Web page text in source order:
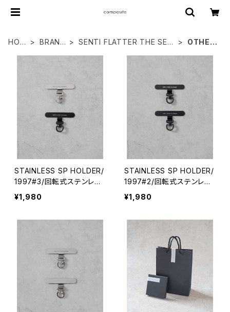
HOM
BRAND
SENTI FLATTER THE SEN
OTHER
STAINLESS SP HOLDER/
1997#3/回転式ステンレス
スマホホルダー2P
¥1,980
STAINLESS SP HOLDER/
1997#2/回転式ステンレス
スマホホルダー2P
¥1,980